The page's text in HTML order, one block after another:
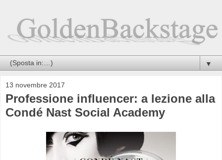
▼
13 novembre 2017
Professione influencer: a lezione alla
Condé Nast Social Academy